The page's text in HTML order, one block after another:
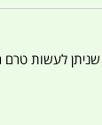
שניתן לעשות